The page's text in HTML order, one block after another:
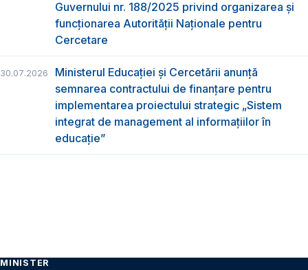
Guvernului nr. 188/2025 privind organizarea şi
funcţionarea Autorităţii Naţionale pentru
Cercetare
30.07.2026
Ministerul Educației și Cercetării anunță
semnarea contractului de finanțare pentru
implementarea proiectului strategic „Sistem
integrat de management al informațiilor în
educație”
MINISTER